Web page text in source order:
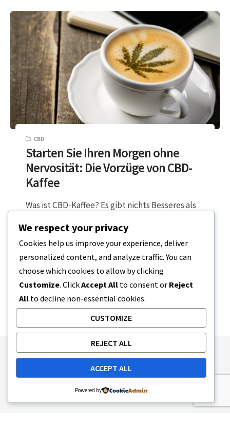
CBD
Starten Sie Ihren Morgen ohne
Nervosität: Die Vorzüge von CBD-
Kaffee
Was ist CBD-Kaffee? Es gibt nichts Besseres als
britischen Haushalte…
2 MINUTEN LESEZEIT 7. JANUAR 2024
Publishing Principles
Ethics Policy
Corrections Policy
Feedback Policy
Ownership & Funding
Tag map
We respect your privacy
Cookies help us improve your experience, deliver
personalized content, and analyze traffic. You can
choose which cookies to allow by clicking
Customize. ClickAccept All to consent or Reject
All to decline non-essential cookies.
CUSTOMIZE
REJECT ALL
ACCEPT ALL
Powered by